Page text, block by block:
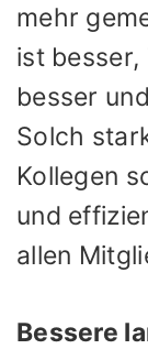
mehr
ist besser,
besser
Solch
Kollegen
und
allen
Bessere